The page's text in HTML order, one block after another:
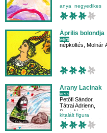
anya negyedikes
Április bolondja
vers
népköltés Molnár
Arany Lacinak
vers
Petőfi Sándor,
Tátrai Adrienn
Papp Noémi
kitalált figura
másodikosnak
szókincsbővítés